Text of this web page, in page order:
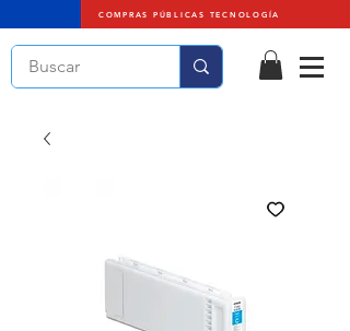
COMPRAS PÚBLICAS TECNOLOGÍA